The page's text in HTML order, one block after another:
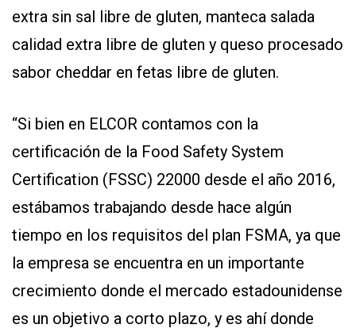
extra sin sal libre de gluten, manteca salada
calidad extra libre de gluten y queso procesado
sabor cheddar en fetas libre de gluten.
“Si bien en ELCOR contamos con la
certificación de la Food Safety System
Certification (FSSC) 22000 desde el año 2016,
estábamos trabajando desde hace algún
tiempo en los requisitos del plan FSMA, ya que
la empresa se encuentra en un importante
crecimiento donde el mercado estadounidense
es un objetivo a corto plazo, y es ahí donde